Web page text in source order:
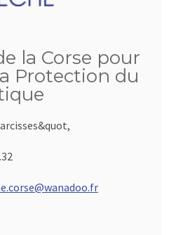
la Corse pour
Protection du